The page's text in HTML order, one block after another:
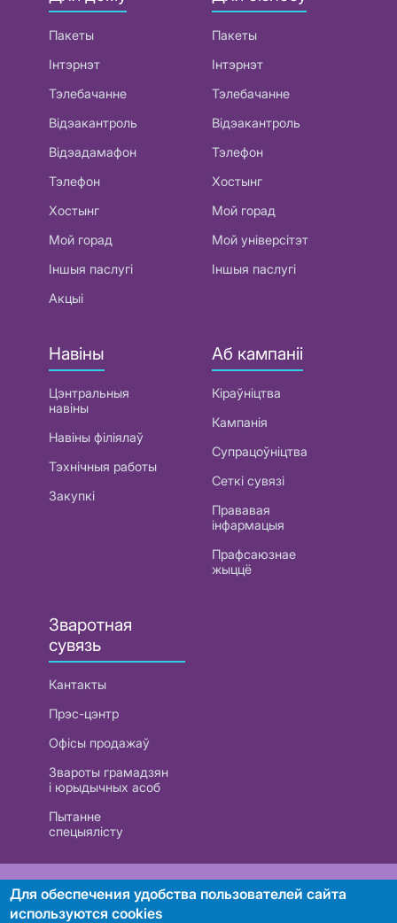
Пакеты
Інтэрнэт
Тэлебачанне
Відэакантроль
Відэадамафон
Тэлефон
Хостынг
Мой горад
Іншыя паслугі
Акцыі
Пакеты
Інтэрнэт
Тэлебачанне
Відэакантроль
Тэлефон
Хостынг
Мой горад
Мой універсітэт
Іншыя паслугі
Навіны
Цэнтральныя
навіны
Навіны філіялаў
Тэхнічныя работы
Закупкі
Аб кампаніі
Кіраўніцтва
Кампанія
Супрацоўніцтва
Сеткі сувязі
Прававая
інфармацыя
Прафсаюзнае
жыццё
Зваротная
сувязь
Кантакты
Прэс-цэнтр
Офісы продажаў
Звароты грамадзян
і юрыдычных асоб
Пытанне
спецыялісту
РУП «Белтэлекам». УНП 101007741
Для обеспечения удобства пользователей сайта
используются cookies